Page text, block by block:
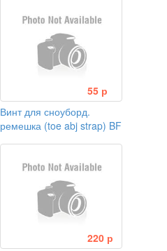
55 р
Винт для сноуборд.
ремешка (toe abj strap) BF
220 р